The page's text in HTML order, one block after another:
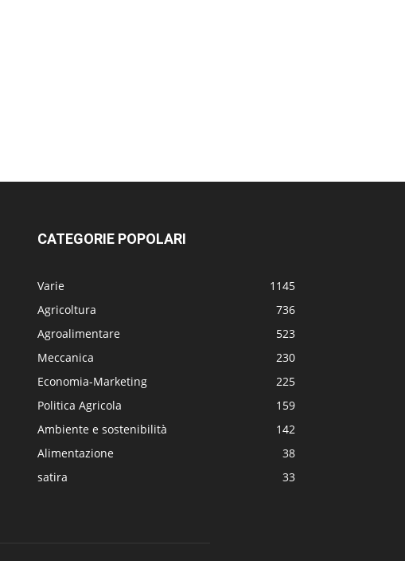
CATEGORIE POPOLARI
Varie
1145
Agricoltura
736
Agroalimentare
523
Meccanica
230
Economia-Marketing
225
Politica Agricola
159
Ambiente e sostenibilità
142
Alimentazione
38
satira
33